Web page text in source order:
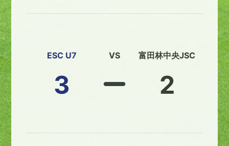
ESC U7
3
VS 富田林中央JSC
2